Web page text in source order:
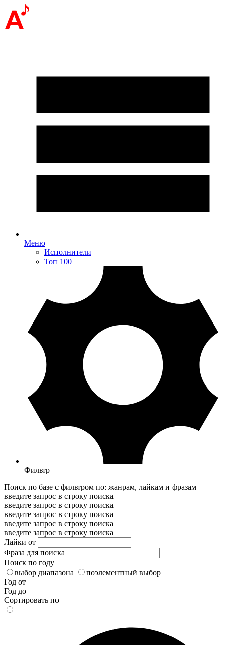
Меню
Исполнители
Топ 100
Фильтр
Поиск по базе с фильтром по: жанрам, лайкам и фразам
введите запрос в строку поиска
введите запрос в строку поиска
введите запрос в строку поиска
введите запрос в строку поиска
введите запрос в строку поиска
Лайки от
Фраза для поиска
Поиск по году
выбор диапазона
поэлементный выбор
Год от
Год до
Сортировать по